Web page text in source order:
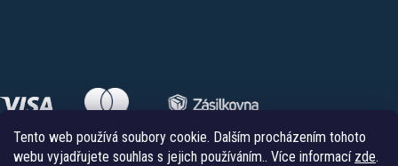
Tento web používá soubory cookie. Dalším procházením tohoto
webu vyjadřujete souhlas s jejich používáním.. Více informací zde.